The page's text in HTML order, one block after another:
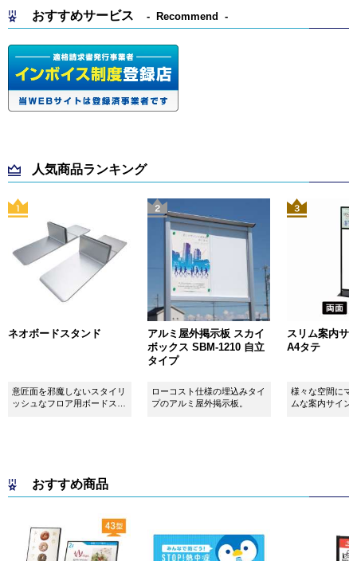
おすすめサービス Recommend
人気商品ランキング
ネオボードスタンド
意匠面を邪魔しないスタイリ
ッシュなフロア用ボードスタ
アルミ屋外掲示板 スカイ
ボックス SBM-1210 自立
タイプ
ローコスト仕様の埋込みタイ
プのアルミ屋外掲示板。
スリム案内サ
A4タテ
様々な空間にマ
ムな案内サイン
おすすめ商品